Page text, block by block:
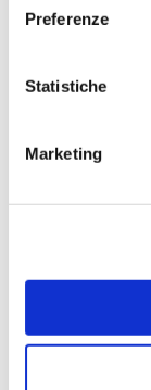
Preferenze
Statistiche
Marketing